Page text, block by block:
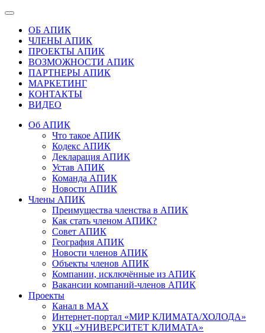
ОБ АПИК
ЧЛЕНЫ АПИК
ПРОЕКТЫ АПИК
ВОЗМОЖНОСТИ АПИК
ПАРТНЕРЫ АПИК
МАРКЕТИНГ
КОНТАКТЫ
ВИДЕО
Об АПИК
Что такое АПИК
Кодекс АПИК
Декларация АПИК
Устав АПИК
Команда АПИК
Новости АПИК
Члены АПИК
Преимущества членства в АПИК
Как стать членом АПИК?
Совет АПИК
География АПИК
Новости членов АПИК
Объекты членов АПИК
Компании, исключённые из АПИК
Вакансии компаний-членов АПИК
Проекты
Канал в MAX
Интернет-портал «МИР КЛИМАТА/ХОЛОДА»
УКЦ «УНИВЕРСИТЕТ КЛИМАТА»